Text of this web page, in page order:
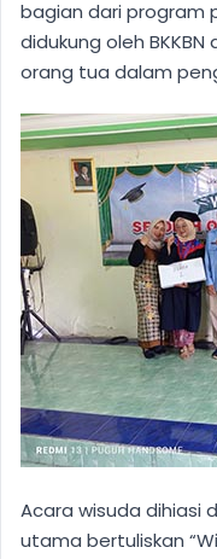
bagian dari program
didukung oleh
orang tua dalam
Acara wisuda dihiasi
utama bertuliskan